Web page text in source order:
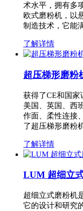
术水平，拥有多
欧式磨粉机，以
制造技术，它能
了解详情
超压梯形磨粉
获得了CE和国家
美国、英国、西
作面、柔性连接
了超压梯形磨粉
了解详情
LUM 超细立
超细立式磨粉机
它的设计和研究